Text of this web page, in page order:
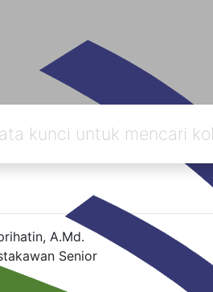
A.Md.
Senior